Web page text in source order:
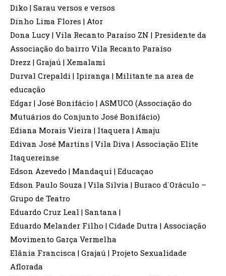
Diko | Sarau versos e versos
Dinho Lima Flores | Ator
Dona Lucy | Vila Recanto Paraíso ZN | Presidente da
Associação do bairro Vila Recanto Paraíso
Drezz | Grajaú | Xemalami
Durval Crepaldi | Ipiranga | Militante na area de
educação
Edgar | José Bonifácio | ASMUCO (Associação do
Mutuários do Conjunto José Bonifácio)
Ediana Morais Vieira | Itaquera | Amaju
Edivan José Martins | Vila Diva | Associação Elite
Itaquereinse
Edson Azevedo | Mandaqui | Educaçao
Edson Paulo Souza | Vila Silvia | Buraco d`Oráculo –
Grupo de Teatro
Eduardo Cruz Leal | Santana |
Eduardo Melander Filho | Cidade Dutra | Associação
Movimento Garça Vermelha
Elânia Francisca | Grajaú | Projeto Sexualidade
Aflorada